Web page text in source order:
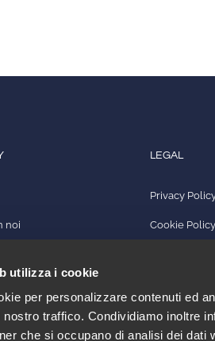
utilizza i cookie
per personalizzare contenuti ed
nostro traffico. Condividiamo inoltre
che si occupano di analisi dei dati
noi
LEGAL
Privacy
Cookie Policy